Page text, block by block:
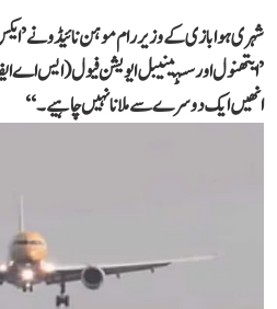
شہری ہوابازی کے وزیر رام موہن نائیڈو نے
’ایتھنول اور سسٹینیبل ایویشن فیول (ایس
انھیں ایک دوسرے سے ملانا نہیں چاہیے۔‘‘